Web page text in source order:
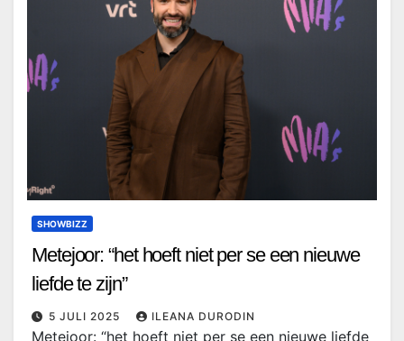
SHOWBIZZ
Metejoor: “het hoeft niet per se een nieuwe
liefde te zijn”
5 JULI 2025 ILEANA DURODIN
Metejoor: “het hoeft niet per se een nieuwe liefde